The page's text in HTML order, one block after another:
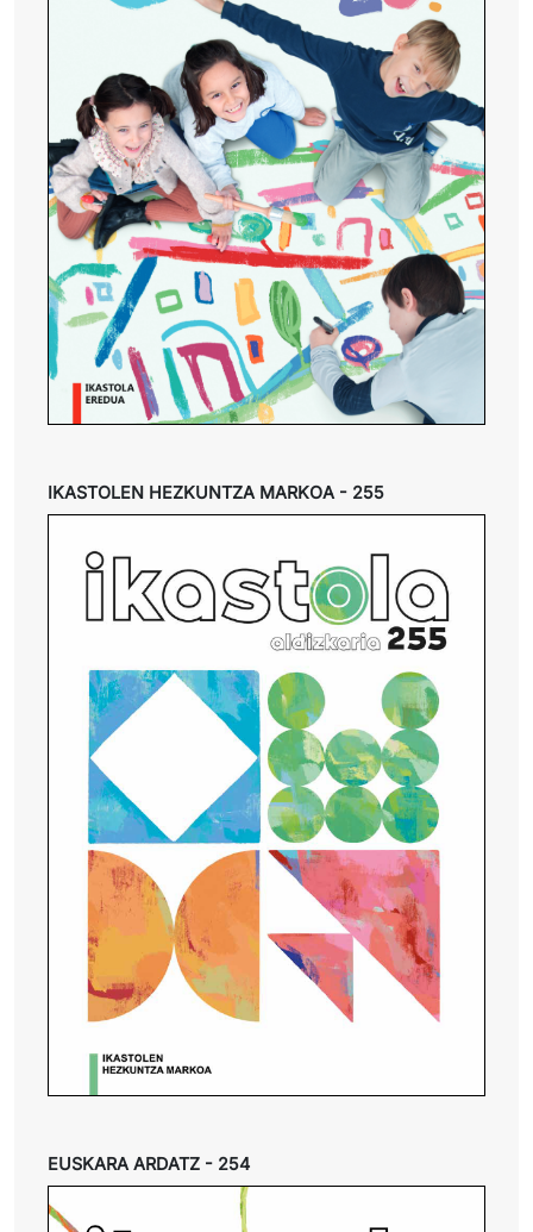
IKASTOLEN HEZKUNTZA MARKOA - 255
EUSKARA ARDATZ - 254